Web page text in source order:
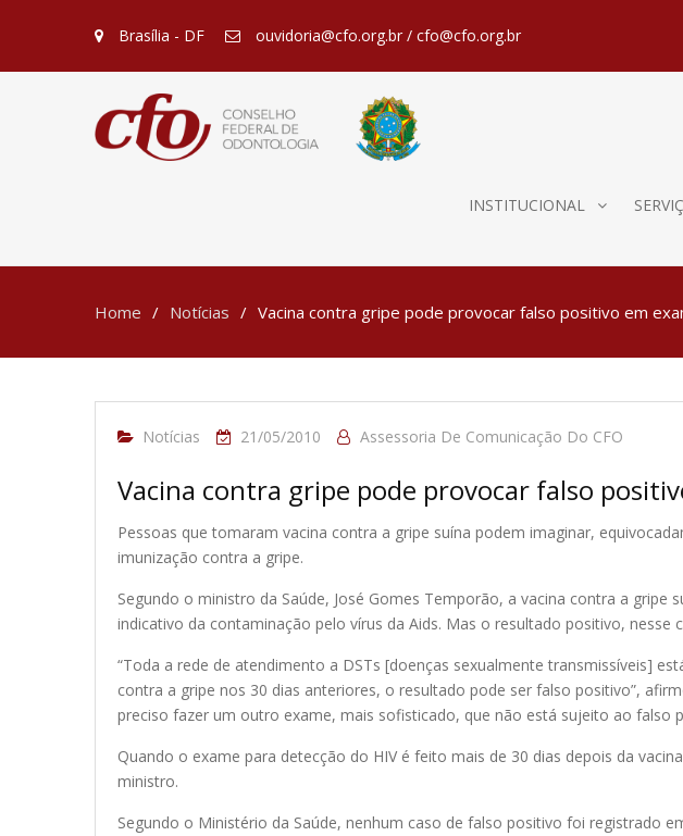
Brasília - DF ouvidoria@cfo.org.br / cfo@cfo.org.br
INSTITUCIONAL
Home Notícias Vacina contra gripe pode provocar falso positivo em
Notícias 21/05/2010 Assessoria De Comunicação Do CFO
Vacina contra gripe pode provocar falso
Pessoas que tomaram vacina contra a gripe suína podem imaginar,
imunização contra a gripe.
Segundo o ministro da Saúde, José Gomes Temporão, a vacina contra a
indicativo da contaminação pelo vírus da Aids. Mas o resultado positivo, nesse
“Toda a rede de atendimento a DSTs [doenças sexualmente transmissíveis]
contra a gripe nos 30 dias anteriores, o resultado pode ser falso positivo”,
preciso fazer um outro exame, mais sofisticado, que não está sujeito ao falso
Quando o exame para detecção do HIV é feito mais de 30 dias depois da
ministro.
Segundo o Ministério da Saúde, nenhum caso de falso positivo foi registrado